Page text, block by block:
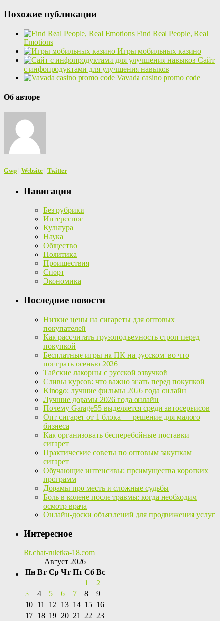
Похожие публикации
Find Real People, Real
Emotions
Игры мобильных казино
Сайт
с инфопродуктами для улучшения навыков
Vavada casino promo code
Об авторе
Gwp | Website | Twitter
Навигация
Без рубрики
Интересное
Культура
Наука
Общество
Политика
Проишествия
Спорт
Экономика
Последние новости
Низкие цены на сигареты для оптовых
покупателей
Как рассчитать грузоподъемность строп перед
покупкой
Бесплатные игры на ПК на русском: во что
поиграть осенью 2026
Тайские лакорны с русской озвучкой
Сливы курсов: что важно знать перед покупкой
Kinogo: лучшие фильмы 2026 года онлайн
Лучшие дорамы 2026 года онлайн
Почему Garage55 выделяется среди автосервисов
Опт сигарет от 1 блока — решение для малого
бизнеса
Как организовать бесперебойные поставки
сигарет
Практические советы по оптовым закупкам
сигарет
Обучающие интенсивы: преимущества коротких
программ
Дорамы про месть и сложные судьбы
Боль в колене после травмы: когда необходим
осмотр врача
Онлайн-доски объявлений для продвижения услуг
Интересное
Rt.chat-ruletka-18.com
Август 2026
Пн Вт Ср Чт Пт Сб Вс
1
2
3
4 5 6 7 8
9
10 11 12 13 14 15 16
17 18 19 20 21 22 23